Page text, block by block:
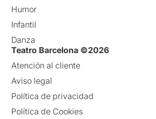
Humor
Infantil
Danza
Teatro Barcelona ©2026
Atención al cliente
Aviso legal
Política de privacidad
Política de Cookies